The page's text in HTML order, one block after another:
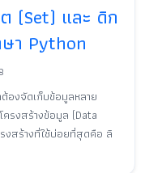
(Set) และ ดิก
า Python
องจัดเก็บข้อมูลหลาย
ครงสร้างข้อมูล (Data
งสร้างที่ใช้บ่อยที่สุดคือ ลิ